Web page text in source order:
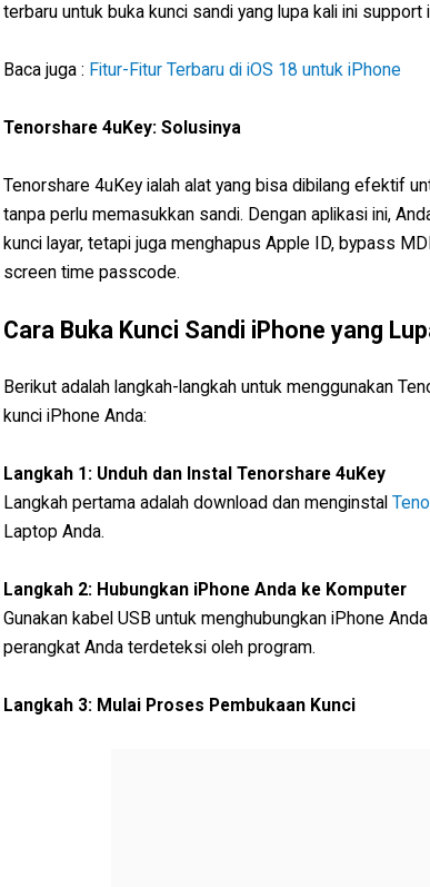
terbaru untuk buka kunci sandi yang lupa kali ini support
Baca juga : Fitur-Fitur Terbaru di iOS 18 untuk iPhone
Tenorshare 4uKey: Solusinya
Tenorshare 4uKey ialah alat yang bisa dibilang efektif
tanpa perlu memasukkan sandi. Dengan aplikasi ini,
kunci layar, tetapi juga menghapus Apple ID, bypass
screen time passcode.
Cara Buka Kunci Sandi iPhone yang
Berikut adalah langkah-langkah untuk menggunakan
kunci iPhone Anda:
Langkah 1: Unduh dan Instal Tenorshare 4uKey
Langkah pertama adalah download dan menginstal
Laptop Anda.
Langkah 2: Hubungkan iPhone Anda ke Komputer
Gunakan kabel USB untuk menghubungkan iPhone
perangkat Anda terdeteksi oleh program.
Langkah 3: Mulai Proses Pembukaan Kunci